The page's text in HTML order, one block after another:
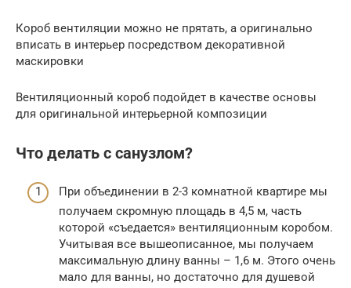
Короб вентиляции можно не прятать, а оригинально
вписать в интерьер посредством декоративной
маскировки
Вентиляционный короб подойдет в качестве основы
для оригинальной интерьерной композиции
Что делать с санузлом?
При объединении в 2-3 комнатной квартире мы
получаем скромную площадь в 4,5 м, часть
которой «съедается» вентиляционным коробом.
Учитывая все вышеописанное, мы получаем
максимальную длину ванны – 1,6 м. Этого очень
мало для ванны, но достаточно для душевой